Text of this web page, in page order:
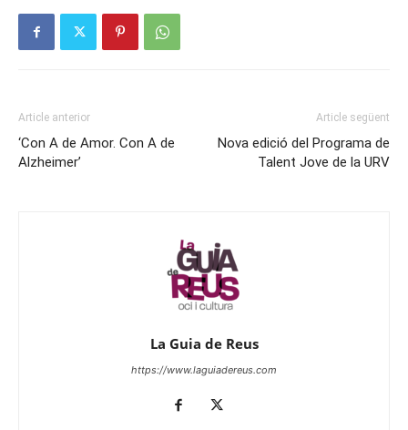
Article anterior
‘Con A de Amor. Con A de
Alzheimer’
Article següent
Nova edició del Programa de
Talent Jove de la URV
La Guia de Reus
https://www.laguiadereus.com